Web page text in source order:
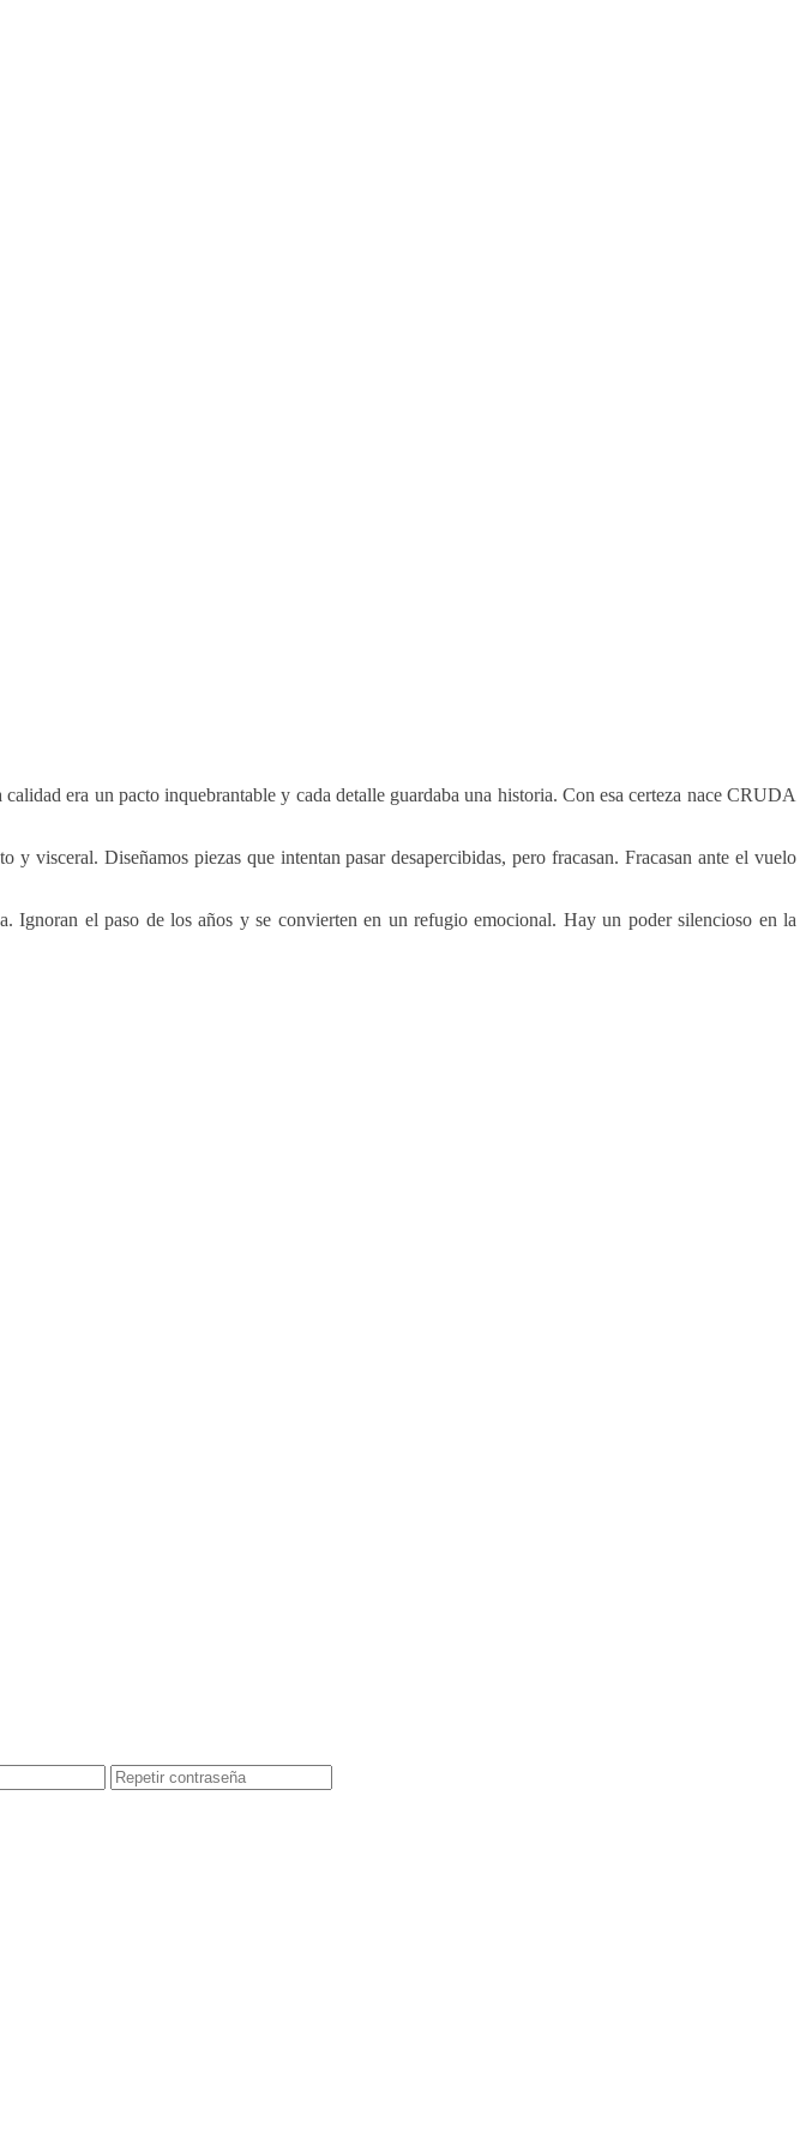
era un pacto inquebrantable y cada detalle guardaba una historia. Con esa certeza nace CRUDA
visceral. Diseñamos piezas que intentan pasar desapercibidas, pero fracasan. Fracasan ante el vuelo
Ignoran el paso de los años y se convierten en un refugio emocional. Hay un poder silencioso en la